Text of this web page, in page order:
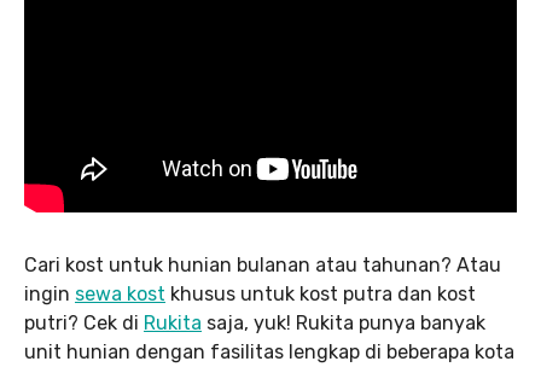
Cari kost untuk hunian bulanan atau tahunan? Atau
ingin sewa kost khusus untuk kost putra dan kost
putri? Cek di Rukita saja, yuk! Rukita punya banyak
unit hunian dengan fasilitas lengkap di beberapa kota